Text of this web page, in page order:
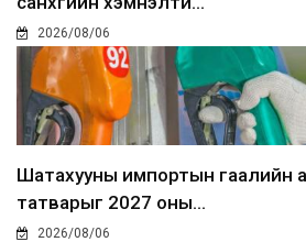
2026/08/06
Шатахууны импортын гаалийн
татварыг 2027 оны...
2026/08/06